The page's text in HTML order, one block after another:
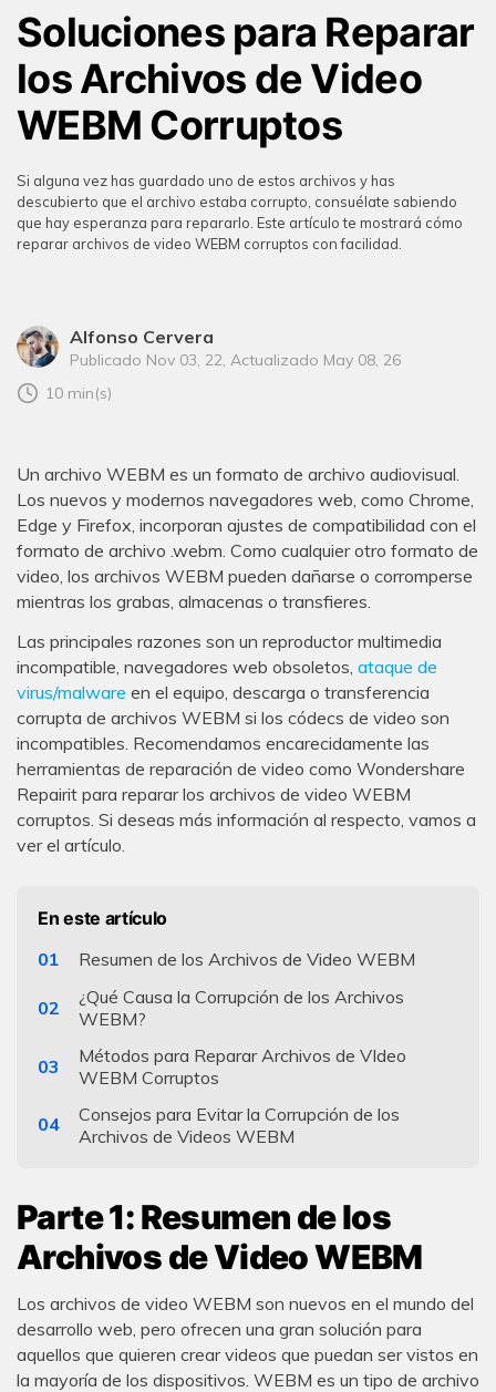
Soluciones para Reparar
los Archivos de Video
WEBM Corruptos
Si alguna vez has guardado uno de estos archivos y has
descubierto que el archivo estaba corrupto, consuélate sabiendo
que hay esperanza para repararlo. Este artículo te mostrará cómo
reparar archivos de video WEBM corruptos con facilidad.
Alfonso Cervera
Publicado Nov 03, 22, Actualizado May 08, 26
10 min(s)
Un archivo WEBM es un formato de archivo audiovisual.
Los nuevos y modernos navegadores web, como Chrome,
Edge y Firefox, incorporan ajustes de compatibilidad con el
formato de archivo .webm. Como cualquier otro formato de
video, los archivos WEBM pueden dañarse o corromperse
mientras los grabas, almacenas o transfieres.
Las principales razones son un reproductor multimedia
incompatible, navegadores web obsoletos, ataque de
virus/malware en el equipo, descarga o transferencia
corrupta de archivos WEBM si los códecs de video son
incompatibles. Recomendamos encarecidamente las
herramientas de reparación de video como Wondershare
Repairit para reparar los archivos de video WEBM
corruptos. Si deseas más información al respecto, vamos a
ver el artículo.
En este artículo
01
Resumen de los Archivos de Video WEBM
02
¿Qué Causa la Corrupción de los Archivos
WEBM?
03
Métodos para Reparar Archivos de VIdeo
WEBM Corruptos
04
Consejos para Evitar la Corrupción de los
Archivos de Videos WEBM
Parte 1: Resumen de los
Archivos de Video WEBM
Los archivos de video WEBM son nuevos en el mundo del
desarrollo web, pero ofrecen una gran solución para
aquellos que quieren crear videos que puedan ser vistos en
la mayoría de los dispositivos. WEBM es un tipo de archivo